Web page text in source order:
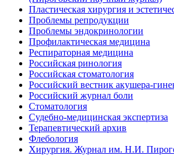
Пластическая хирургия и
Проблемы репродукции
Проблемы эндокринологии
Профилактическая медицина
Респираторная медицина
Российская ринология
Российская стоматология
Российский вестник акушера-
Российский журнал боли
Стоматология
Судебно-медицинская экспертиза
Терапевтический архив
Флебология
Хирургия. Журнал им. Н.И.